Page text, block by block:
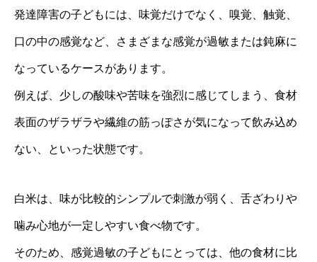
発達障害の子どもには、味覚だけでなく、嗅覚、触覚、
口の中の感覚など、さまざまな感覚が過敏または鈍麻に
なっているケースがあります。
例えば、少しの酸味や苦味を強烈に感じてしまう、食材
表面のザラザラや繊維の筋っぽさが気になって飲み込め
ない、といった状態です。
白米は、味が比較的シンプルで刺激が弱く、舌ざわりや
噛み心地が一定しやすい食べ物です。
そのため、感覚過敏の子どもにとっては、他の食材に比